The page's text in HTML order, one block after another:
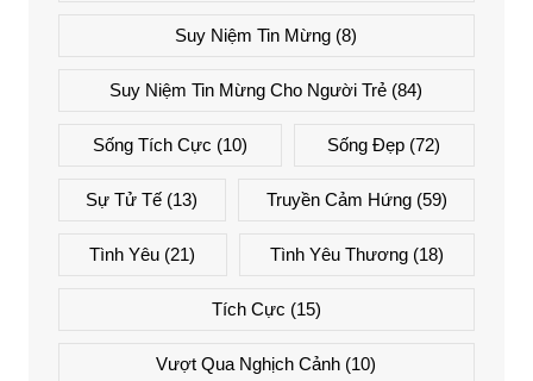
Suy Niệm Tin Mừng (8)
Suy Niệm Tin Mừng Cho Người Trẻ (84)
Sống Tích Cực (10) Sống Đẹp (72)
Sự Tử Tế (13) Truyền Cảm Hứng(59)
Tình Yêu (21) Tình Yêu Thương(18)
Tích Cực (15)
Vượt Qua Nghịch Cảnh (10)